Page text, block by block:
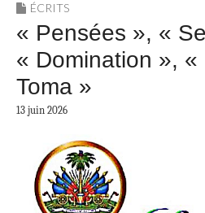
ÉCRITS
« Pensées », «
« Domination », «
Toma »
13 juin 2026